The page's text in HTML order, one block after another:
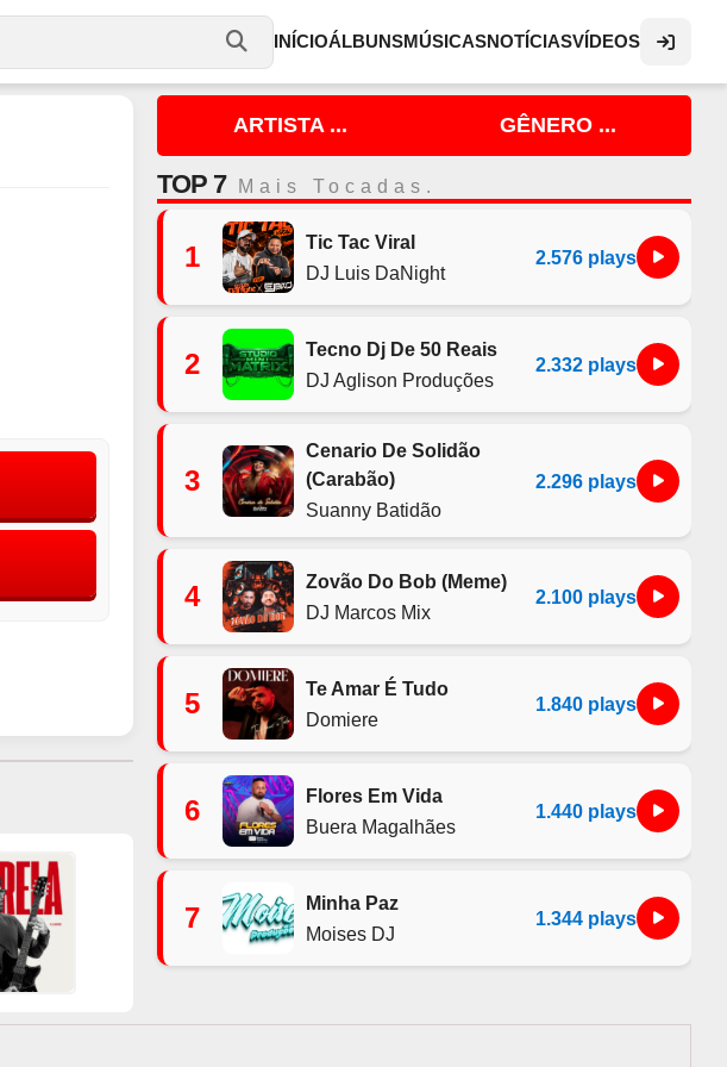
INÍCIOÁLBUNSMÚSICASNOTÍCIASVÍDEOS
ARTISTA ... GÊNERO ...
TOP 7 Mais Tocadas.
1
Tic Tac Viral
DJ Luis DaNight
2.576 plays
2
Tecno Dj De 50 Reais
DJ Aglison Produções
2.332 plays
3
Cenario De Solidão
(Carabão)
Suanny Batidão
2.296 plays
4
Zovão Do Bob (Meme)
DJ Marcos Mix
2.100 plays
5
Te Amar É Tudo
Domiere
1.840 plays
6
Flores Em Vida
Buera Magalhães
1.440 plays
7
Minha Paz
Moises DJ
1.344 plays